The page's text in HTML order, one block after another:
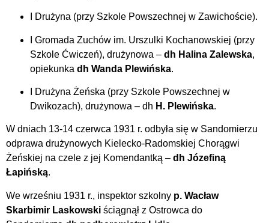
I Drużyna (przy Szkole Powszechnej w Zawichoście).
I Gromada Zuchów im. Urszulki Kochanowskiej (przy
Szkole Ćwiczeń), drużynowa – dh Halina Zalewska,
opiekunka dh Wanda Plewińska.
I Drużyna Żeńska (przy Szkole Powszechnej w
Dwikozach), drużynowa – dh H. Plewińska.
W dniach 13-14 czerwca 1931 r. odbyła się w Sandomierzu
odprawa drużynowych Kielecko-Radomskiej Chorągwi
Żeńskiej na czele z jej Komendantką – dh Józefiną
Łapińską.
We wrześniu 1931 r., inspektor szkolny p. Wacław
Skarbimir Laskowski ściągnął z Ostrowca do